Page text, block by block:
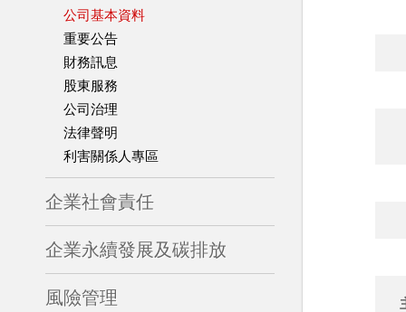
公司基本資料
重要公告
財務訊息
股東服務
公司治理
法律聲明
利害關係人專區
企業社會責任
企業永續發展及碳排放
風險管理